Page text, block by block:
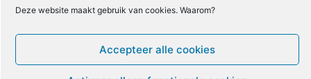
Deze website maakt gebruik van cookies. Waarom?
Accepteer alle cookies
heeft dat de PACE-gegevens worden vrijgegeven
vermoeidheidssyndroom: ik stopte bij 14.000
woorden – genoeg was genoeg
Een “moreel equivalent van oorlog” en de PACE-